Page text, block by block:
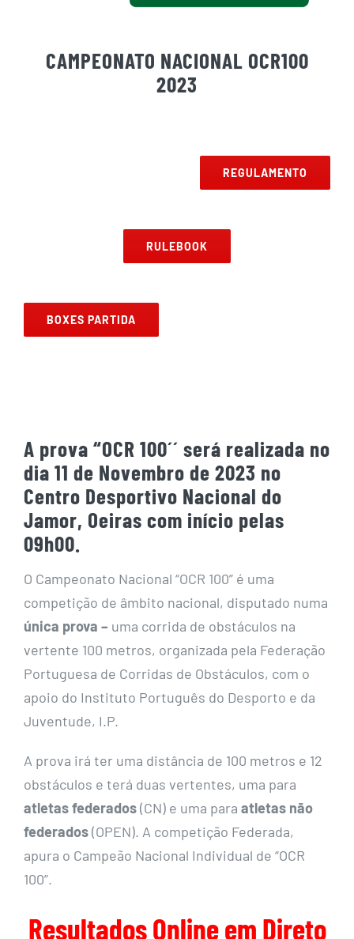
CAMPEONATO NACIONAL OCR100
2023
REGULAMENTO
RULEBOOK
BOXES PARTIDA
A prova “OCR 100´´ será realizada no
dia 11 de Novembro de 2023 no
Centro Desportivo Nacional do
Jamor, Oeiras com início pelas
09h00.
O Campeonato Nacional “OCR 100” é uma
competição de âmbito nacional, disputado numa
única prova – uma corrida de obstáculos na
vertente 100 metros, organizada pela Federação
Portuguesa de Corridas de Obstáculos, com o
apoio do Instituto Português do Desporto e da
Juventude, I.P.
A prova irá ter uma distância de 100 metros e 12
obstáculos e terá duas vertentes, uma para
atletas federados(CN) e uma para atletas não
federados(OPEN). A competição Federada,
apura o Campeão Nacional Individual de “OCR
100”.
Resultados Online em Direto